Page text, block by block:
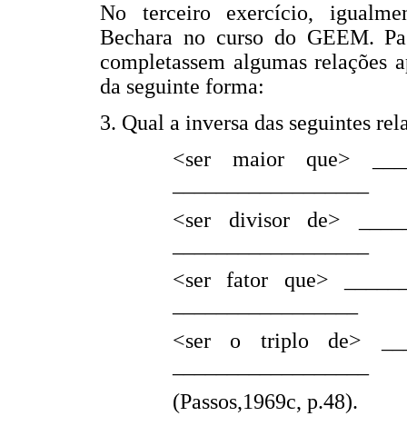
No terceiro exercício,
Bechara no curso do GEEM.
completassem algumas relações
da seguinte forma:
3. Qual a inversa das seguintes
<ser maior que>
<ser divisor de>
<ser fator que>
<ser o triplo de>
(Passos,1969c, p.48).